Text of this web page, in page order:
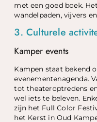
met een goed boek.
wandelpaden, vijvers
3. Culturele
Kamper events
Kampen staat bekend
evenementenagenda.
tot theateroptredens
wel iets te beleven.
zijn het Full Color
het Kerst in Oud